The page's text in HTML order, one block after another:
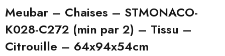
Meubar – Chaises – STMONACO-
K028-C272 (min par 2) – Tissu –
Citrouille – 64x94x54cm